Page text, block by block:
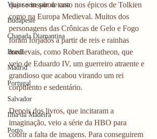
Viajar sem sair de casa
Budapeste
Chapada Diamantina
Brasil
Madrid
Portugal
Salvador
Ilha da Madeira
Porto
que se inspirou tanto nos épicos de Tolkien
como na Europa Medieval. Muitos dos
personagens das Crônicas de Gelo e Fogo
foram forjados a partir de reis e rainhas
medievais, como Robert Baratheon, que
veio de Eduardo IV, um guerreiro atraente e
grandioso que acabou virando um rei
corpulento e sedentário.
Depois dos livros, que incitaram a
imaginação, veio a série da HBO para
cobrir a falta de imagens. Para conseguirem